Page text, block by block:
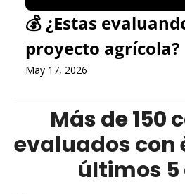
💰 ¿Estas
proyecto
agroclimático ViLab
May 17, 2026
Más de 150
evaluados con
últimos 5